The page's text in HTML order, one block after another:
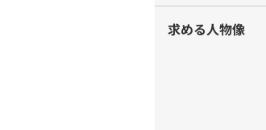
求める人物像